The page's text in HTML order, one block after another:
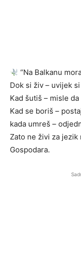
“Na Balkanu
Dok si živ – uvijek si
Kad šutiš – misle
Kad se boriš –
kada umreš –
Zato ne živi za
Gospodara.